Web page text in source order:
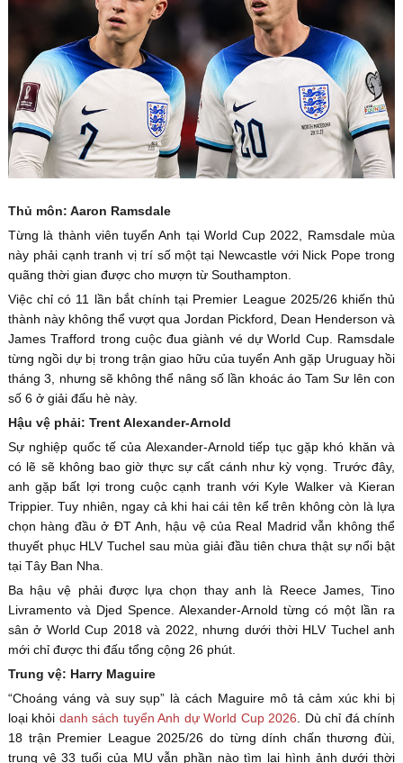
Thủ môn: Aaron Ramsdale
Từng là thành viên tuyển Anh tại World Cup 2022, Ramsdale mùa
này phải cạnh tranh vị trí số một tại Newcastle với Nick Pope trong
quãng thời gian được cho mượn từ Southampton.
Việc chỉ có 11 lần bắt chính tại Premier League 2025/26 khiến thủ
thành này không thể vượt qua Jordan Pickford, Dean Henderson và
James Trafford trong cuộc đua giành vé dự World Cup. Ramsdale
từng ngồi dự bị trong trận giao hữu của tuyển Anh gặp Uruguay hồi
tháng 3, nhưng sẽ không thể nâng số lần khoác áo Tam Sư lên con
số 6 ở giải đấu hè này.
Hậu vệ phải: Trent Alexander-Arnold
Sự nghiệp quốc tế của Alexander-Arnold tiếp tục gặp khó khăn và
có lẽ sẽ không bao giờ thực sự cất cánh như kỳ vọng. Trước đây,
anh gặp bất lợi trong cuộc cạnh tranh với Kyle Walker và Kieran
Trippier. Tuy nhiên, ngay cả khi hai cái tên kể trên không còn là lựa
chọn hàng đầu ở ĐT Anh, hậu vệ của Real Madrid vẫn không thể
thuyết phục HLV Tuchel sau mùa giải đầu tiên chưa thật sự nổi bật
tại Tây Ban Nha.
Ba hậu vệ phải được lựa chọn thay anh là Reece James, Tino
Livramento và Djed Spence. Alexander-Arnold từng có một lần ra
sân ở World Cup 2018 và 2022, nhưng dưới thời HLV Tuchel anh
mới chỉ được thi đấu tổng cộng 26 phút.
Trung vệ: Harry Maguire
“Choáng váng và suy sụp” là cách Maguire mô tả cảm xúc khi bị
loại khỏi danh sách tuyển Anh dự World Cup 2026 . Dù chỉ đá chính
18 trận Premier League 2025/26 do từng dính chấn thương đùi,
trung vệ 33 tuổi của MU vẫn phần nào tìm lại hình ảnh dưới thời